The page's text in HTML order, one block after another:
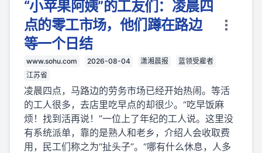
“小苹果阿姨”的工友们：凌晨四
点的零工市场，他们蹲在路边
等一个日结
www.sohu.com 2026-08-04 潇湘晨报
蓝领受雇者
江苏省
凌晨四点，马路边的劳务市场已经开始热闹。等活
的工人很多，去店里吃早点的却很少。“吃早饭麻
烦！找到活再说！”一位上了年纪的工人说。这里没
有系统派单，靠的是熟人和老乡，介绍人会收取费
用，民工们称之为“扯头子”。“哪有什么休息，人多